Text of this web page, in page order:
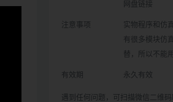
网盘链接
注意事项
实物程序和仿
有很多模块仿
替，所以不能
有效期 永久有效
遇到任何问题，可扫描微信二维